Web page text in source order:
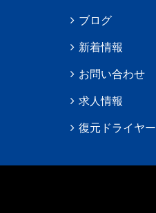
ブログ
新着情報
お問い合わせ
求人情報
復元ドライヤー